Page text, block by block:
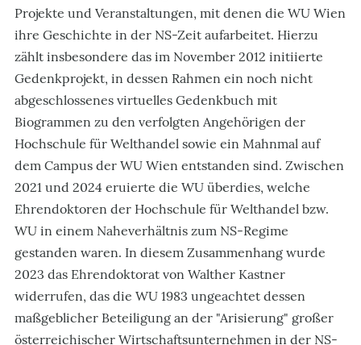
Projekte und Veranstaltungen, mit denen die WU Wien
ihre Geschichte in der NS-Zeit aufarbeitet. Hierzu
zählt insbesondere das im November 2012 initiierte
Gedenkprojekt, in dessen Rahmen ein noch nicht
abgeschlossenes virtuelles Gedenkbuch mit
Biogrammen zu den verfolgten Angehörigen der
Hochschule für Welthandel sowie ein Mahnmal auf
dem Campus der WU Wien entstanden sind. Zwischen
2021 und 2024 eruierte die WU überdies, welche
Ehrendoktoren der Hochschule für Welthandel bzw.
WU in einem Naheverhältnis zum NS-Regime
gestanden waren. In diesem Zusammenhang wurde
2023 das Ehrendoktorat von Walther Kastner
widerrufen, das die WU 1983 ungeachtet dessen
maßgeblicher Beteiligung an der "Arisierung" großer
österreichischer Wirtschaftsunternehmen in der NS-